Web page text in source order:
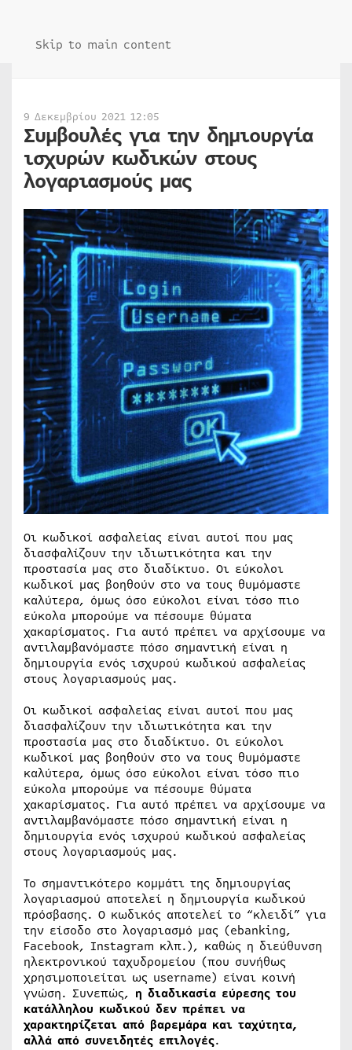
Skip to main content
9 Δεκεμβρίου 2021 12:05
Συμβουλές για την δημιουργία
ισχυρών κωδικών στους
λογαριασμούς μας
Οι κωδικοί ασφαλείας είναι αυτοί που μας
διασφαλίζουν την ιδιωτικότητα και την
προστασία μας στο διαδίκτυο. Οι εύκολοι
κωδικοί μας βοηθούν στο να τους θυμόμαστε
καλύτερα, όμως όσο εύκολοι είναι τόσο πιο
εύκολα μπορούμε να πέσουμε θύματα
χακαρίσματος. Για αυτό πρέπει να αρχίσουμε να
αντιλαμβανόμαστε πόσο σημαντική είναι η
δημιουργία ενός ισχυρού κωδικού ασφαλείας
στους λογαριασμούς μας.
Οι κωδικοί ασφαλείας είναι αυτοί που μας
διασφαλίζουν την ιδιωτικότητα και την
προστασία μας στο διαδίκτυο. Οι εύκολοι
κωδικοί μας βοηθούν στο να τους θυμόμαστε
καλύτερα, όμως όσο εύκολοι είναι τόσο πιο
εύκολα μπορούμε να πέσουμε θύματα
χακαρίσματος. Για αυτό πρέπει να αρχίσουμε να
αντιλαμβανόμαστε πόσο σημαντική είναι η
δημιουργία ενός ισχυρού κωδικού ασφαλείας
στους λογαριασμούς μας.
Το σημαντικότερο κομμάτι της δημιουργίας
λογαριασμού αποτελεί η δημιουργία κωδικού
πρόσβασης. Ο κωδικός αποτελεί το “κλειδί” για
την είσοδο στο λογαριασμό μας (ebanking,
Facebook, Instagram κλπ.), καθώς η διεύθυνση
ηλεκτρονικού ταχυδρομείου (που συνήθως
χρησιμοποιείται ως username) είναι κοινή
γνώση. Συνεπώς, η διαδικασία εύρεσης του
κατάλληλου κωδικού δεν πρέπει να
χαρακτηρίζεται από βαρεμάρα και ταχύτητα,
αλλά από συνειδητές επιλογές.